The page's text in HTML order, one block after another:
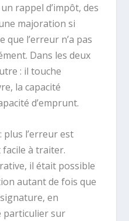
rappel d’impôt, des
majoration si
que l’erreur n’a pas
Dans les deux
: il touche
la capacité
d’emprunt.
plus l’erreur est
à traiter.
il était possible
autant de fois que
en
particulier sur